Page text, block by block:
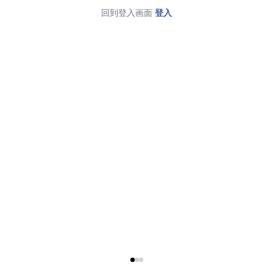
回到登入画面 登入